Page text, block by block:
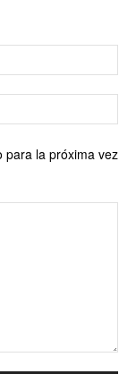
para la próxima vez